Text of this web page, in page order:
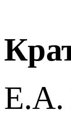
Е.А.